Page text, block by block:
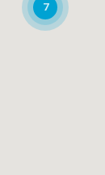
7